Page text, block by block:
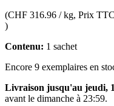
(CHF 316.96 / kg, Prix
)
Contenu: 1 sachet
Encore 9 exemplaires en
Livraison jusqu'au jeudi,
avant le dimanche à 23:59.